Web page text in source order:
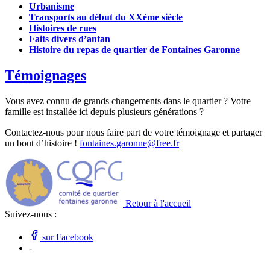
Urbanisme
Transports au début du XXème siècle
Histoires de rues
Faits divers d’antan
Histoire du repas de quartier de Fontaines Garonne
Témoignages
Vous avez connu de grands changements dans le quartier ? Votre
famille est installée ici depuis plusieurs générations ?
Contactez-nous pour nous faire part de votre témoignage et partager
un bout d’histoire ! fontaines.garonne@free.fr
Retour à l'accueil
Suivez-nous :
sur Facebook
-